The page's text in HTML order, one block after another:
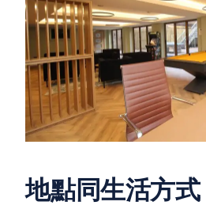
地點同生活方式